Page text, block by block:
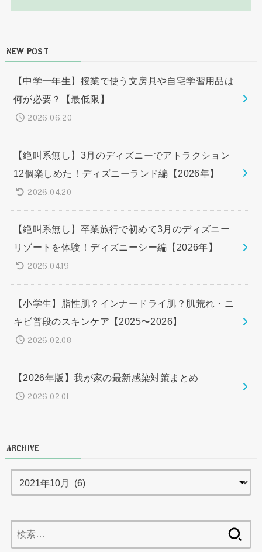
NEW POST
【中学一年生】授業で使う文房具や自宅学習用品は
何が必要？【最低限】
2026.06.20
【絶叫系無し】3月のディズニーでアトラクション
12個楽しめた！ディズニーランド編【2026年】
2026.04.20
【絶叫系無し】卒業旅行で初めて3月のディズニー
リゾートを体験！ディズニーシー編【2026年】
2026.04.19
【小学生】脂性肌？インナードライ肌？肌荒れ・ニ
キビ普段のスキンケア【2025〜2026】
2026.02.08
【2026年版】我が家の最新感染対策まとめ
2026.02.01
ARCHIVE
索: